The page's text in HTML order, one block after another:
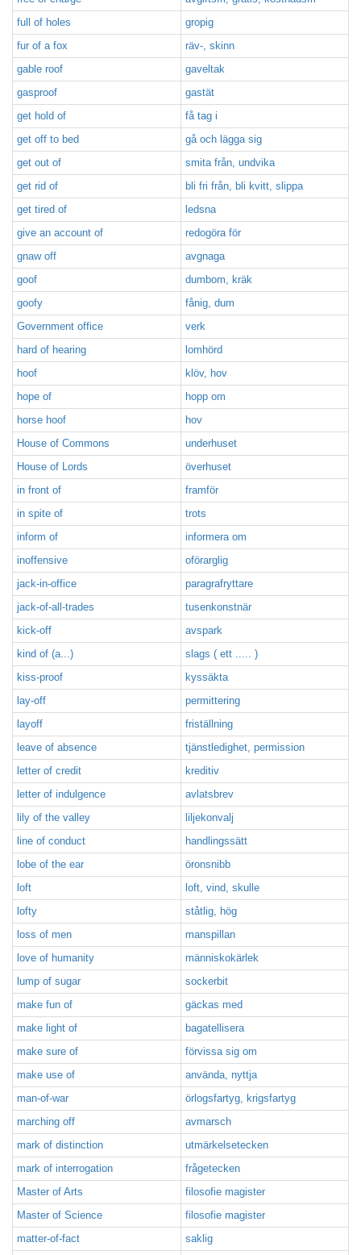
full of holes
gropig
fur of a fox
räv-, skinn
gable roof
gaveltak
gasproof
gastät
get hold of
få tag i
get off to bed
gå och lägga sig
get out of
smita från, undvika
get rid of
bli fri från, bli kvitt, slippa
get tired of
ledsna
give an account of
redogöra för
gnaw off
avgnaga
goof
dumbom, kräk
goofy
fånig, dum
Government office
verk
hard of hearing
lomhörd
hoof
klöv, hov
hope of
hopp om
horse hoof
hov
House of Commons
underhuset
House of Lords
överhuset
in front of
framför
in spite of
trots
inform of
informera om
inoffensive
oförarglig
jack-in-office
paragrafryttare
jack-of-all-trades
tusenkonstnär
kick-off
avspark
kind of (a...)
slags ( ett ..... )
kiss-proof
kyssäkta
lay-off
permittering
layoff
friställning
leave of absence
tjänstledighet, permission
letter of credit
kreditiv
letter of indulgence
avlatsbrev
lily of the valley
liljekonvalj
line of conduct
handlingssätt
lobe of the ear
öronsnibb
loft
loft, vind, skulle
lofty
ståtlig, hög
loss of men
manspillan
love of humanity
människokärlek
lump of sugar
sockerbit
make fun of
gäckas med
make light of
bagatellisera
make sure of
förvissa sig om
make use of
använda, nyttja
man-of-war
örlogsfartyg, krigsfartyg
marching off
avmarsch
mark of distinction
utmärkelsetecken
mark of interrogation
frågetecken
Master of Arts
filosofie magister
Master of Science
filosofie magister
matter-of-fact
saklig